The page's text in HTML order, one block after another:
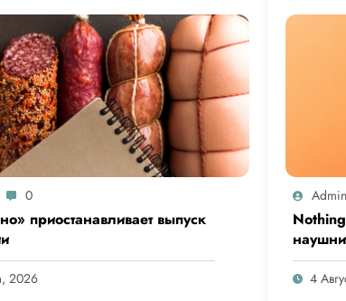
0
приостанавливает выпуск
2026
Admin
Clip Pro
4